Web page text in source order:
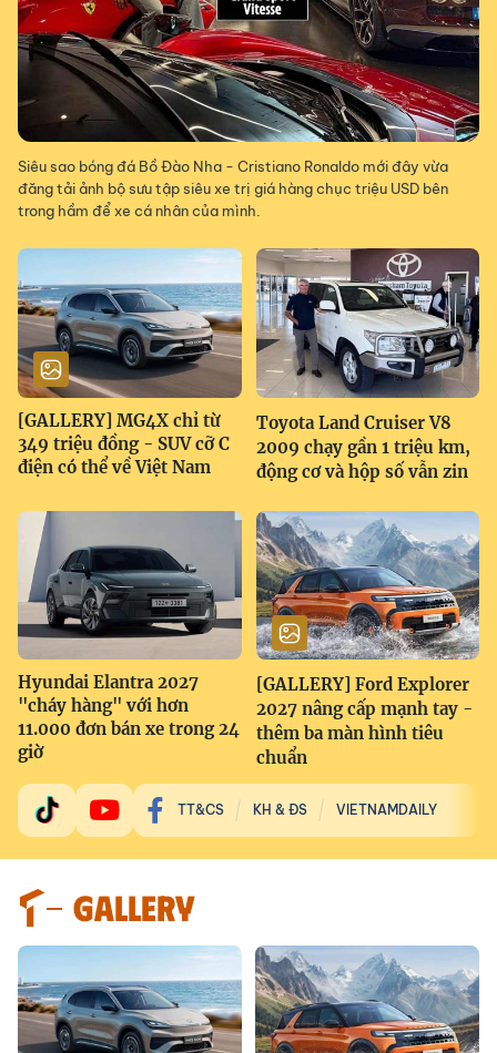
Siêu sao bóng đá Bồ Đào Nha - Cristiano Ronaldo mới đây vừa
đăng tải ảnh bộ sưu tập siêu xe trị giá hàng chục triệu USD bên
trong hầm để xe cá nhân của mình.
[GALLERY] MG4X chỉ từ
349 triệu đồng - SUV cỡ C
điện có thể về Việt Nam
Toyota Land Cruiser V8
2009 chạy gần 1 triệu km,
động cơ và hộp số vẫn zin
Hyundai Elantra 2027
"cháy hàng" với hơn
11.000 đơn bán xe trong 24
giờ
[GALLERY] Ford Explorer
2027 nâng cấp mạnh tay -
thêm ba màn hình tiêu
chuẩn
TT&CS KH & ĐS VIETNAMDAILY
GALLERY